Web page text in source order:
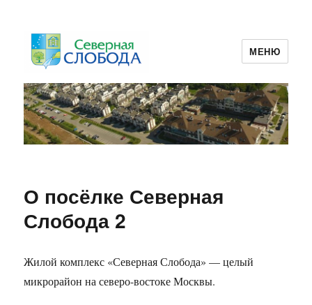
ТСЖ Северная Слобода 2
МЕНЮ
О посёлке Северная
Слобода 2
Жилой комплекс «Северная Слобода» — целый
микрорайон на северо-востоке Москвы.